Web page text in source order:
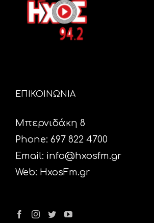
ΕΠΙΚΟΙΝΩΝΙΑ
Μπερνιδάκη 8
Phone: 697 822 4700
Email: info@hxosfm.gr
Web: HxosFm.gr